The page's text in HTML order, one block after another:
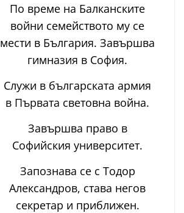
По време на Балканските
войни семейството му се
мести в България. Завършва
гимназия в София.
Служи в българската армия
в Първата световна война.
Завършва право в
Софийския университет.
Запознава се с Тодор
Александров, става негов
секретар и приближен.